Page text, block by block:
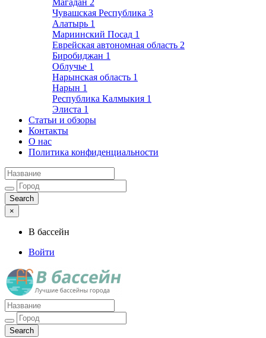
Магадан 2
Чувашская Республика 3
Алатырь 1
Мариинский Посад 1
Еврейская автономная область 2
Биробиджан 1
Облучье 1
Нарынская область 1
Нарын 1
Республика Калмыкия 1
Элиста 1
Статьи и обзоры
Контакты
О нас
Политика конфиденциальности
×
В бассейн
Войти
Лучшие бассейны города